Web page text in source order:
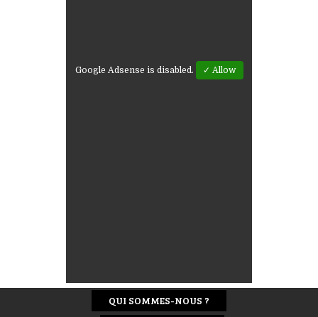
Google Adsense is disabled. ✓ Allow
QUI SOMMES-NOUS ?